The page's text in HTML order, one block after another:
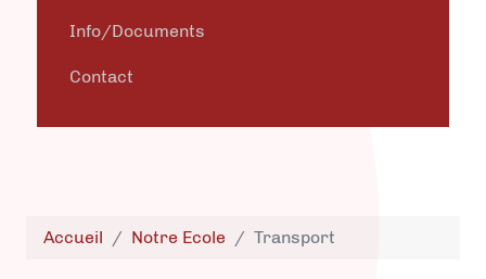
Info/Documents
Contact
Accueil Notre Ecole Transport